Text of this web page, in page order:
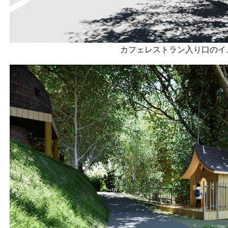
カフェレストラン入り口のイ